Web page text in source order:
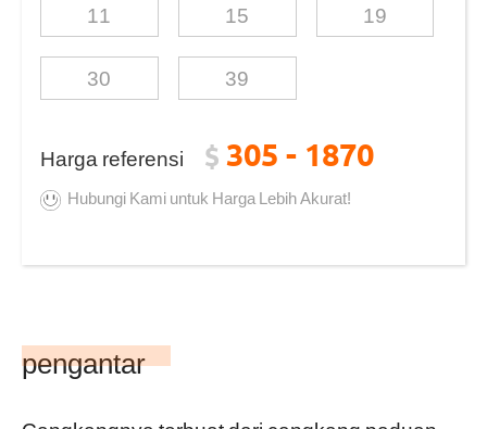
11 15 19
30 39
Harga referensi $ 305 - 1870
Hubungi Kami untuk Harga Lebih Akurat!
pengantar